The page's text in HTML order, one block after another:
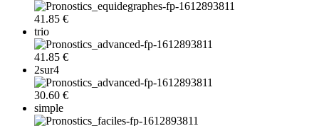
41.85 €
trio
41.85 €
2sur4
30.60 €
simple